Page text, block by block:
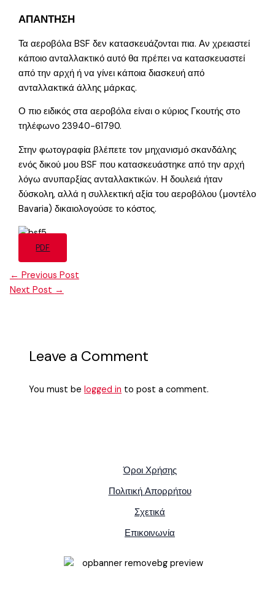
ΑΠΑΝΤΗΣΗ
Τα αεροβόλα BSF δεν κατασκευάζονται πια. Αν χρειαστεί
κάποιο ανταλλακτικό αυτό θα πρέπει να κατασκευαστεί
από την αρχή ή να γίνει κάποια διασκευή από
ανταλλακτικά άλλης μάρκας.
Ο πιο ειδικός στα αεροβόλα είναι ο κύριος Γκουτής στο
τηλέφωνο 23940-61790.
Στην φωτογραφία βλέπετε τον μηχανισμό σκανδάλης
ενός δικού μου BSF που κατασκευάστηκε από την αρχή
λόγω ανυπαρξίας ανταλλακτικών. Η δουλειά ήταν
δύσκολη, αλλά η συλλεκτική αξία του αεροβόλου (μοντέλο
Bavaria) δικαιολογούσε το κόστος.
PDF
← Previous Post
Next Post →
Leave a Comment
You must belogged in to post a comment.
Όροι Χρήσης
Πολιτική Απορρήτου
Σχετικά
Επικοινωνία